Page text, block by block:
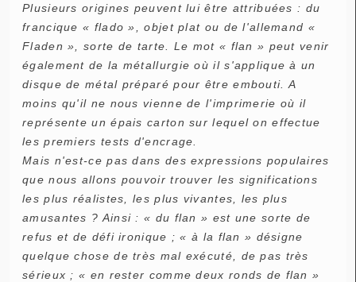
Plusieurs origines peuvent lui être attribuées : du
francique « flado », objet plat ou de l'allemand «
Fladen », sorte de tarte. Le mot « flan » peut venir
également de la métallurgie où il s'applique à un
disque de métal préparé pour être embouti. A
moins qu'il ne nous vienne de l'imprimerie où il
représente un épais carton sur lequel on effectue
les premiers tests d'encrage.
Mais n'est-ce pas dans des expressions populaires
que nous allons pouvoir trouver les significations
les plus réalistes, les plus vivantes, les plus
amusantes ? Ainsi : « du flan » est une sorte de
refus et de défi ironique ; « à la flan » désigne
quelque chose de très mal exécuté, de pas très
sérieux ; « en rester comme deux ronds de flan »